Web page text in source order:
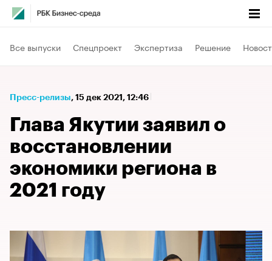
Все выпуски Спецпроект Экспертиза Решение
Пресс-релизы⁠, 15 дек 2021, 12:46
Глава Якутии заявил о
восстановлении
экономики региона в
2021 году